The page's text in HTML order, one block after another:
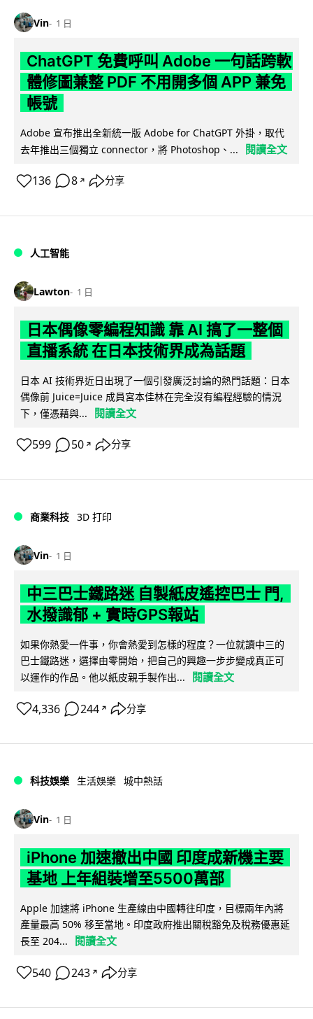
Vin 1 日
ChatGPT 免費呼叫 Adobe 一句話跨軟
體修圖兼整 PDF 不用開多個 APP 兼免
帳號
Adobe 宣布推出全新統一版 Adobe for ChatGPT 外掛，取代
去年推出三個獨立 connector，將 Photoshop、...
閱讀全文
136 8 ↗ 分享
人工智能
Lawton 1 日
日本偶像零編程知識 靠 AI 搞了一整個
直播系統 在日本技術界成為話題
日本 AI 技術界近日出現了一個引發廣泛討論的熱門話題：日本
偶像前 Juice=Juice 成員宮本佳林在完全沒有編程經驗的情況
下，僅憑藉與...
閱讀全文
599 50 ↗ 分享
商業科技 3D 打印
Vin 1 日
中三巴士鐵路迷 自製紙皮遙控巴士 門,
水撥識郁 + 實時GPS報站
如果你熱愛一件事，你會熱愛到怎樣的程度？一位就讀中三的
巴士鐵路迷，選擇由零開始，把自己的興趣一步步變成真正可
以運作的作品。他以紙皮親手製作出...
閱讀全文
4,336 244 ↗ 分享
科技娛樂 生活娛樂 城中熱話
Vin 1 日
iPhone 加速撤出中國 印度成新機主要
基地 上年組裝增至5500萬部
Apple 加速將 iPhone 生產線由中國轉往印度，目標兩年內將
產量最高 50% 移至當地。印度政府推出關稅豁免及稅務優惠延
長至 204...
閱讀全文
540 243 ↗ 分享